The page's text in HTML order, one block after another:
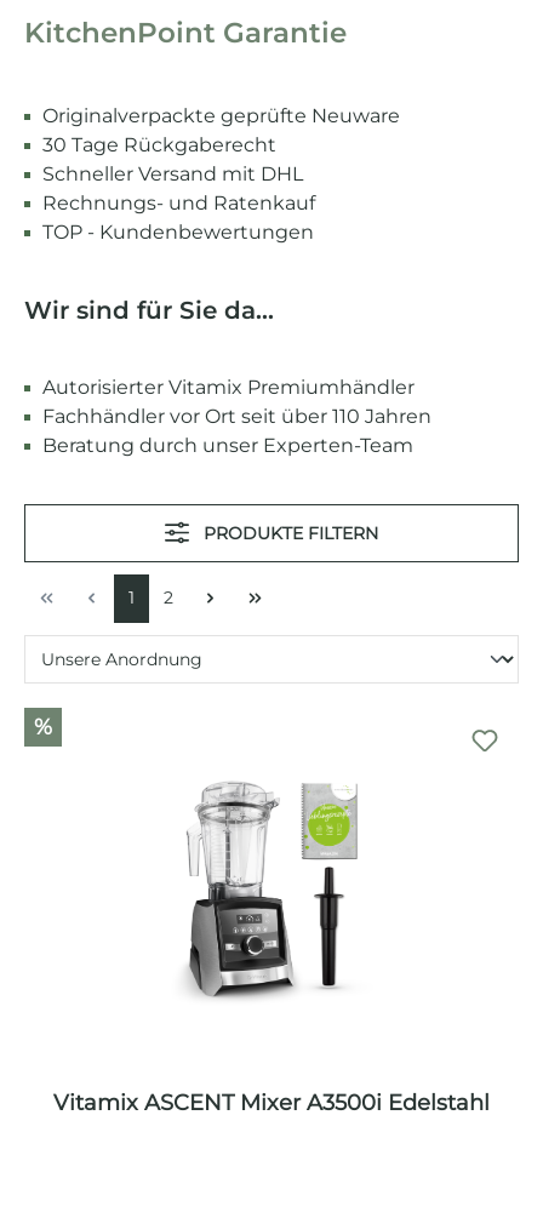
KitchenPoint Garantie
Originalverpackte geprüfte Neuware
30 Tage Rückgaberecht
Schneller Versand mit DHL
Rechnungs- und Ratenkauf
TOP - Kundenbewertungen
Wir sind für Sie da...
Autorisierter Vitamix Premiumhändler
Fachhändler vor Ort seit über 110 Jahren
Beratung durch unser Experten-Team
PRODUKTE FILTERN
1 2
%
Vitamix ASCENT Mixer A3500i Edelstahl